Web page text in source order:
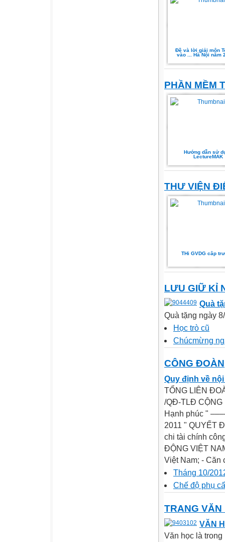
Ðề và lời giải môn
vào ... Hà Nội năm
PHẦN MỀM
Hướng dẫn sử
LectureMAK
THƯ VIỆN
THi GVDG câp
LƯU GIỮ KỈ
Quà
Quà tặng ngày
Học trò cũ
Chúcmừng
CÔNG ĐOÀN
Quy định về
TỔNG LIÊN
/QĐ-TLĐ CỘNG
Hạnh phúc "
2011 " QUYẾT
chi tài chính
ĐỘNG VIỆT
Việt Nam; - Căn
Tháng 10/
Chế độ phụ
TRANG
VĂN
Văn học là